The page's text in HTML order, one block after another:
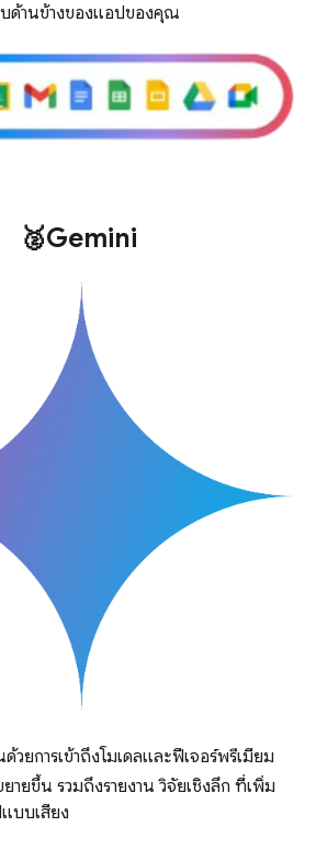
บด้านข้างของแอปของคุณ
🥈Gemini
วยการเข้าถึงโมเดลและฟีเจอร์พรีเมียม
ยขึ้น รวมถึงรายงาน วิจัยเชิงลึก ที่เพิ่ม
บบเสียง